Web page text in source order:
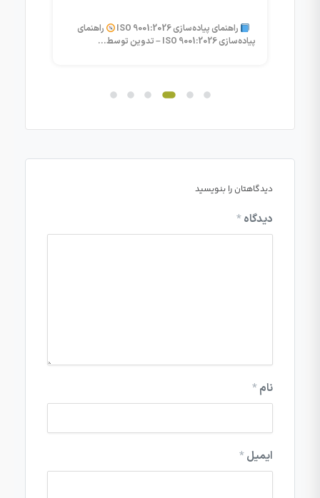
راهنمای پیاده‌سازی ISO 9001:2026
راهنمای
پیاده‌سازی ISO 9001:2026 – تدوین توسط...
دیدگاهتان را بنویسید
دیدگاه*
نام*
ایمیل*